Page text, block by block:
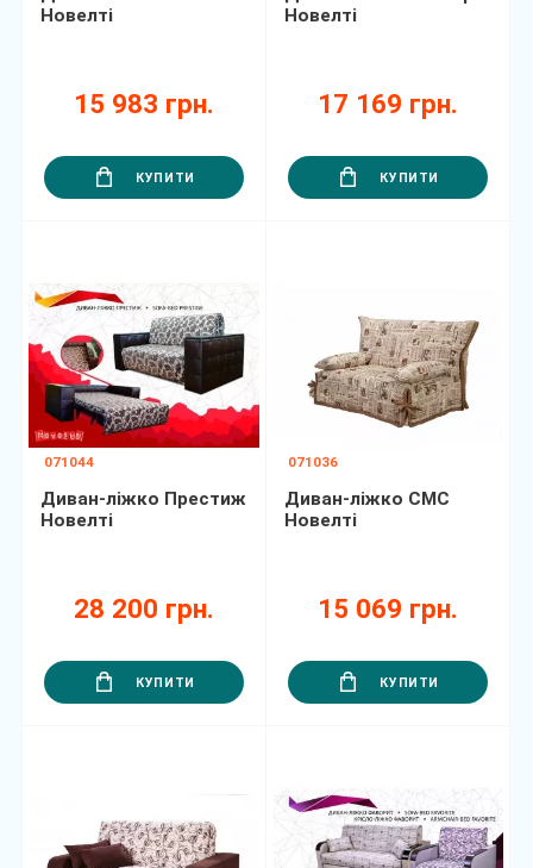
Новелті
15 983 грн.
КУПИТИ
Новелті
17 169 грн.
КУПИТИ
071044
Диван-ліжко Престиж
Новелті
28 200 грн.
КУПИТИ
071036
Диван-ліжко СМС
Новелті
15 069 грн.
КУПИТИ